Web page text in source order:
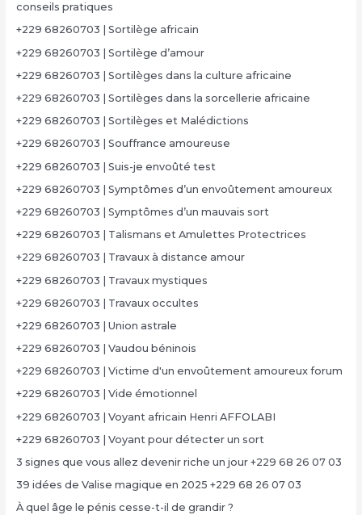
conseils pratiques
+229 68260703 | Sortilège africain
+229 68260703 | Sortilège d’amour
+229 68260703 | Sortilèges dans la culture africaine
+229 68260703 | Sortilèges dans la sorcellerie africaine
+229 68260703 | Sortilèges et Malédictions
+229 68260703 | Souffrance amoureuse
+229 68260703 | Suis-je envoûté test
+229 68260703 | Symptômes d’un envoûtement amoureux
+229 68260703 | Symptômes d’un mauvais sort
+229 68260703 | Talismans et Amulettes Protectrices
+229 68260703 | Travaux à distance amour
+229 68260703 | Travaux mystiques
+229 68260703 | Travaux occultes
+229 68260703 | Union astrale
+229 68260703 | Vaudou béninois
+229 68260703 | Victime d'un envoûtement amoureux forum
+229 68260703 | Vide émotionnel
+229 68260703 | Voyant africain Henri AFFOLABI
+229 68260703 | Voyant pour détecter un sort
3 signes que vous allez devenir riche un jour +229 68 26 07 03
39 idées de Valise magique en 2025 +229 68 26 07 03
À quel âge le pénis cesse-t-il de grandir ?